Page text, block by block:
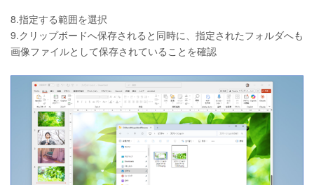
8.指定する範囲を選択
9.クリップボードへ保存されると同時に、指定されたフォルダへも
画像ファイルとして保存されていることを確認